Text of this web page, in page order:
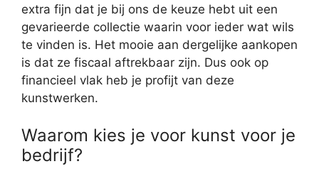
extra fijn dat je bij ons de keuze hebt uit een
gevarieerde collectie waarin voor ieder wat wils
te vinden is. Het mooie aan dergelijke aankopen
is dat ze fiscaal aftrekbaar zijn. Dus ook op
financieel vlak heb je profijt van deze
kunstwerken.
Waarom kies je voor kunst voor je
bedrijf?